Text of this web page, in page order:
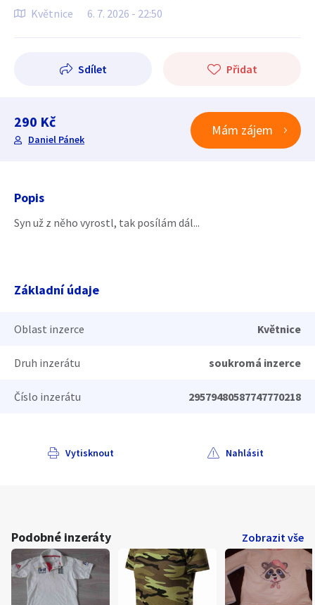
Květnice 6. 7. 2026 - 22:50
Sdílet Přidat
290 Kč
Daniel Pánek
Mám zájem
Popis
Syn už z něho vyrostl, tak posílám dál...
Základní údaje
Oblast inzerce Květnice
Druh inzerátu soukromá inzerce
Číslo inzerátu 29579480587747770218
Vytisknout Nahlásit
Podobné inzeráty Zobrazit vše